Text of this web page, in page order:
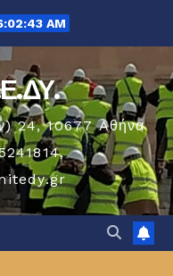
AM
24, 10677 Aθήνα